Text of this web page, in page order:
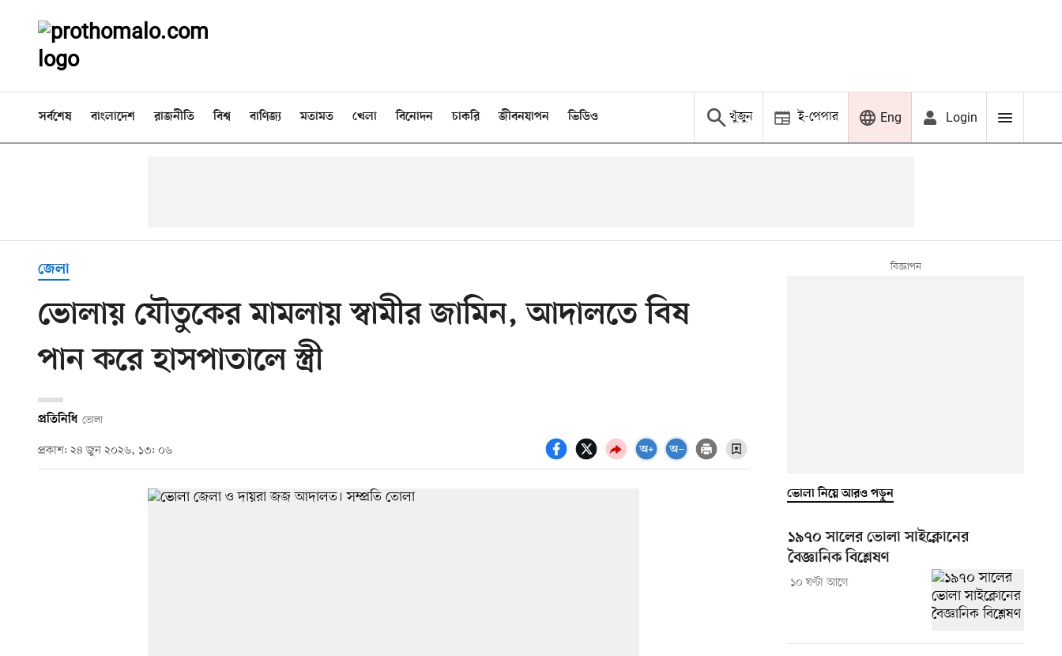
সর্বশেষ বাংলাদেশ রাজনীতি বিশ্ব বাণিজ্য মতামত খেলা বিনোদন চাকরি জীবনযাপন ভিডিও খুঁজুন ই-পেপার Eng Login
জেলা
ভোলায় যৌতুকের মামলায় স্বামীর জামিন, আদালতে বিষ
পান করে হাসপাতালে স্ত্রী
প্রতিনিধি ভোলা
প্রকাশ: ২৪ জুন ২০২৬, ১৩: ০৬
ভোলা নিয়ে আরও পড়ুন
১৯৭০ সালের ভোলা সাইক্লোনের
বৈজ্ঞানিক বিশ্লেষণ
১০ ঘণ্টা আগে